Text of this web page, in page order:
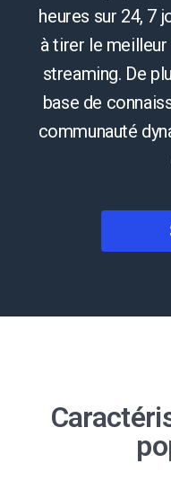
heures sur 24, 7
à tirer le
streaming. De
base de
communauté